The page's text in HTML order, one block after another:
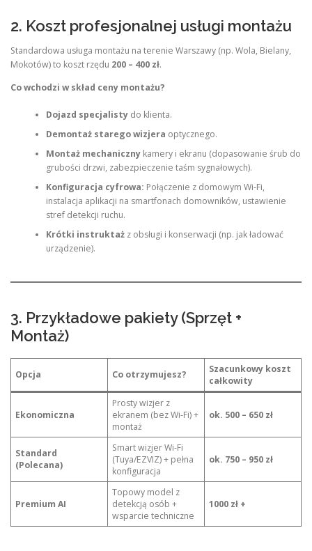
2. Koszt profesjonalnej usługi montażu
Standardowa usługa montażu na terenie Warszawy (np. Wola, Bielany,
Mokotów) to koszt rzędu 200 – 400 zł.
Co wchodzi w skład ceny montażu?
Dojazd specjalistydo klienta.
Demontaż starego wizjera optycznego.
Montaż mechanicznykamery i ekranu (dopasowanie śrub do
grubości drzwi, zabezpieczenie taśm sygnałowych).
Konfiguracja cyfrowa: Połączenie z domowym Wi-Fi,
instalacja aplikacji na smartfonach domowników, ustawienie
stref detekcji ruchu.
Krótki instruktażz obsługi i konserwacji (np. jak ładować
urządzenie).
3. Przykładowe pakiety (Sprzęt +
Montaż)
Opcja Co otrzymujesz?
Szacunkowy koszt
całkowity
Ekonomiczna
Prosty wizjer z
ekranem (bez Wi-Fi) +
montaż
ok. 500 – 650 zł
Standard
(Polecana)
Smart wizjer Wi-Fi
(Tuya/EZVIZ) + pełna
konfiguracja
ok. 750 – 950 zł
Premium AI
Topowy model z
detekcją osób +
wsparcie techniczne
1000 zł +